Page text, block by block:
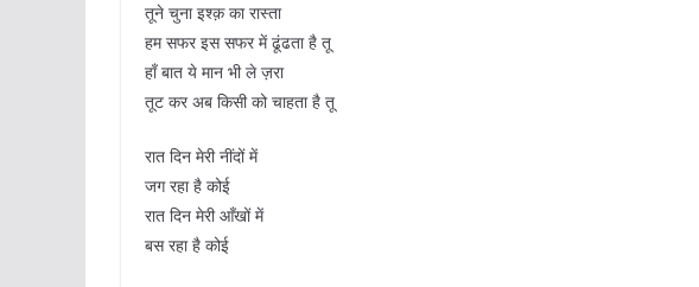
तूने चुना इश्क़ का रास्ता
हम सफर इस सफर में ढूंढता है तू
हाँ बात ये मान भी ले ज़रा
तूट कर अब किसी को चाहता है तू
रात दिन मेरी नींदों में
जग रहा है कोई
रात दिन मेरी आँखों में
बस रहा है कोई